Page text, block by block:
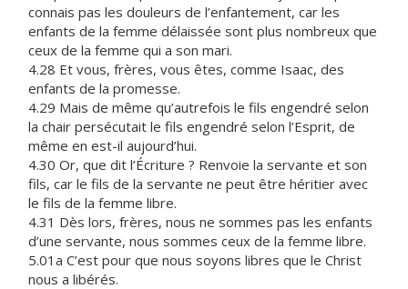
connais pas les douleurs de l’enfantement, car les
enfants de la femme délaissée sont plus nombreux que
ceux de la femme qui a son mari.
4.28 Et vous, frères, vous êtes, comme Isaac, des
enfants de la promesse.
4.29 Mais de même qu’autrefois le fils engendré selon
la chair persécutait le fils engendré selon l’Esprit, de
même en est-il aujourd’hui.
4.30 Or, que dit l’Écriture ? Renvoie la servante et son
fils, car le fils de la servante ne peut être héritier avec
le fils de la femme libre.
4.31 Dès lors, frères, nous ne sommes pas les enfants
d’une servante, nous sommes ceux de la femme libre.
5.01a C’est pour que nous soyons libres que le Christ
nous a libérés.